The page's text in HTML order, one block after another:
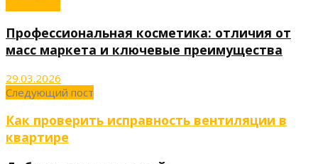
Профессиональная косметика: отличия от
масс маркета и ключевые преимущества
29.03.2026
Следующий пост
Как проверить исправность вентиляции в
квартире